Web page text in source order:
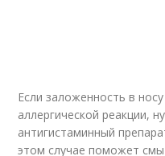
Если заложенность в
аллергической реакции,
антигистаминный
этом случае поможет